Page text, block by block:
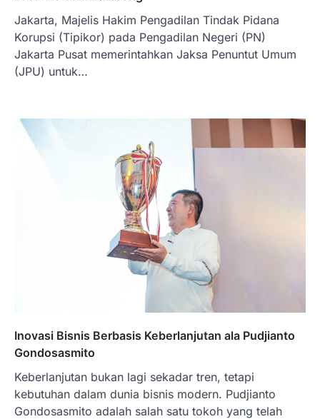
Jakarta, Majelis Hakim Pengadilan Tindak Pidana
Korupsi (Tipikor) pada Pengadilan Negeri (PN)
Jakarta Pusat memerintahkan Jaksa Penuntut Umum
(JPU) untuk…
Inovasi Bisnis Berbasis Keberlanjutan ala Pudjianto
Gondosasmito
Keberlanjutan bukan lagi sekadar tren, tetapi
kebutuhan dalam dunia bisnis modern. Pudjianto
Gondosasmito adalah salah satu tokoh yang telah